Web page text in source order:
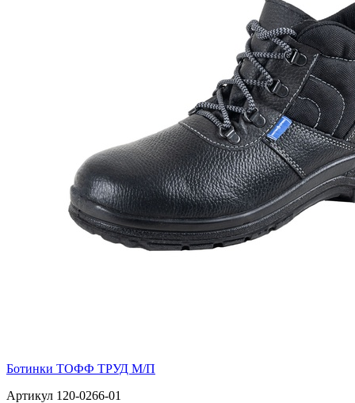
Ботинки ТОФФ ТРУД М/П
Артикул 120-0266-01